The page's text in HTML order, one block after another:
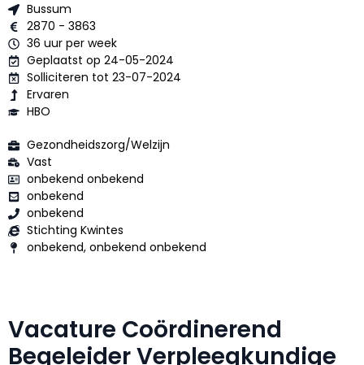
Bussum
2870 - 3863
36 uur per week
Geplaatst op 24-05-2024
Solliciteren tot 23-07-2024
Ervaren
HBO
Gezondheidszorg/Welzijn
Vast
onbekend onbekend
onbekend
onbekend
Stichting Kwintes
onbekend, onbekend onbekend
Vacature Coördinerend
Begeleider Verpleegkundige